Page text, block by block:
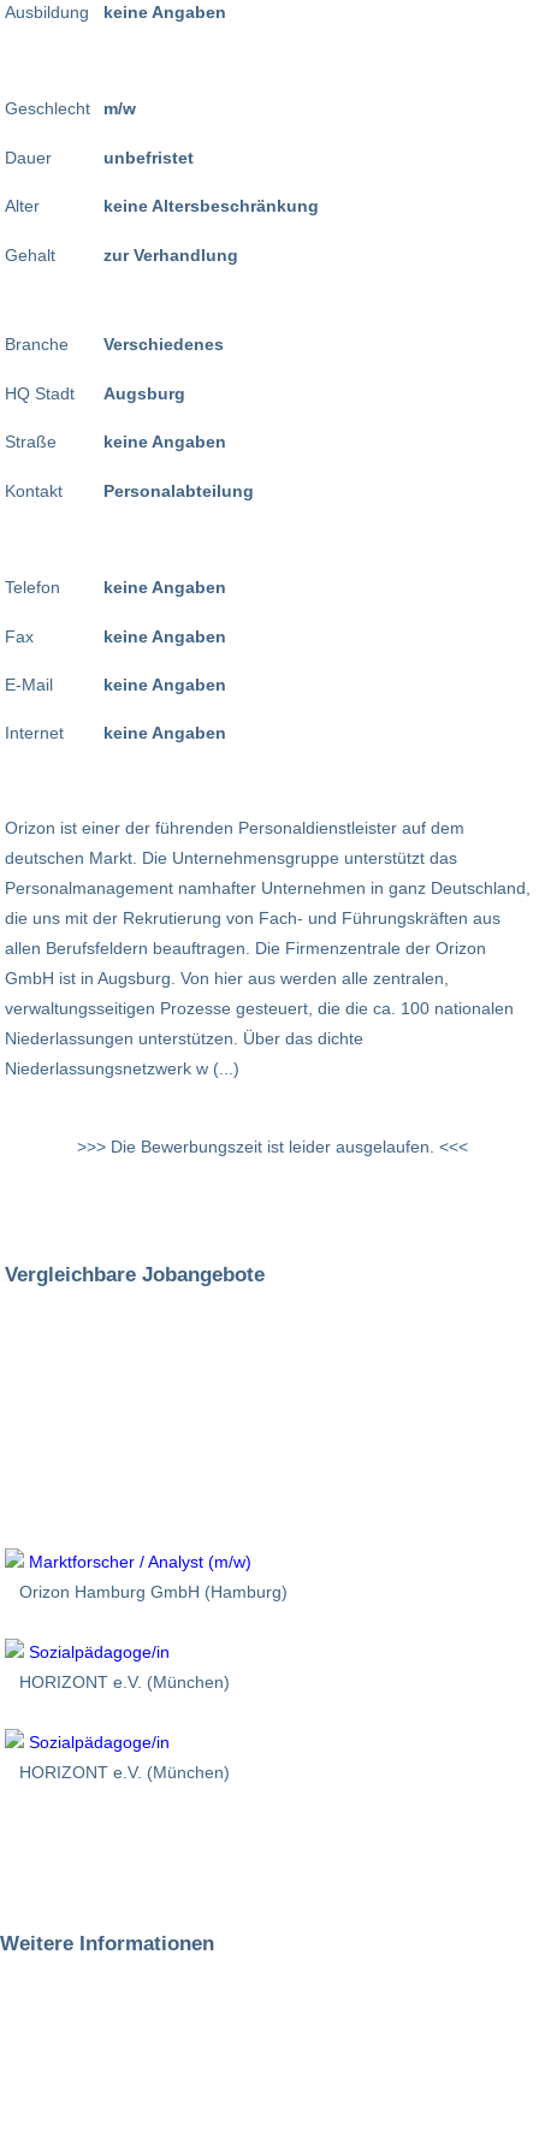
Ausbildung
Geschlecht
Dauer
Alter
Gehalt
keine Angaben
m/w
unbefristet
keine Altersbeschränkung
zur Verhandlung
Branche
HQ Stadt
Straße
Kontakt
Telefon
Fax
E-Mail
Internet
Verschiedenes
Augsburg
keine Angaben
Personalabteilung
keine Angaben
keine Angaben
keine Angaben
keine Angaben
Orizon ist einer der führenden Personaldienstleister auf dem
deutschen Markt. Die Unternehmensgruppe unterstützt das
Personalmanagement namhafter Unternehmen in ganz Deutschland,
die uns mit der Rekrutierung von Fach- und Führungskräften aus
allen Berufsfeldern beauftragen. Die Firmenzentrale der Orizon
GmbH ist in Augsburg. Von hier aus werden alle zentralen,
verwaltungsseitigen Prozesse gesteuert, die die ca. 100 nationalen
Niederlassungen unterstützen. Über das dichte
Niederlassungsnetzwerk w (...)
>>> Die Bewerbungszeit ist leider ausgelaufen. <<<
Vergleichbare Jobangebote
Marktforscher / Analyst (m/w)
Orizon Hamburg GmbH (Hamburg)
Sozialpädagoge/in
HORIZONT e.V. (München)
Sozialpädagoge/in
HORIZONT e.V. (München)
Weitere Informationen